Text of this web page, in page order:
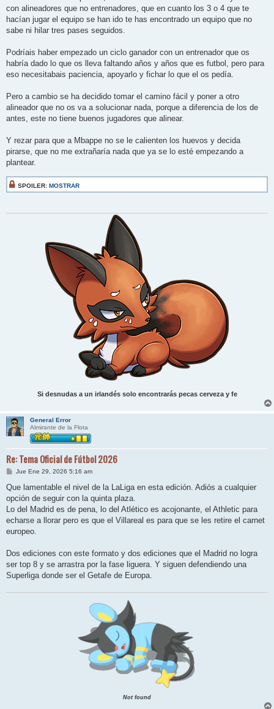
con alineadores que no entrenadores, que en cuanto los 3 o 4 que te
hacían jugar el equipo se han ido te has encontrado un equipo que no
sabe ni hilar tres pases seguidos.
Podríais haber empezado un ciclo ganador con un entrenador que os
habría dado lo que os lleva faltando años y años que es futbol, pero para
eso necesitabais paciencia, apoyarlo y fichar lo que el os pedía.
Pero a cambio se ha decidido tomar el camino fácil y poner a otro
alineador que no os va a solucionar nada, porque a diferencia de los de
antes, este no tiene buenos jugadores que alinear.
Y rezar para que a Mbappe no se le calienten los huevos y decida
pirarse, que no me extrañaría nada que ya se lo esté empezando a
plantear.
SPOILER: MOSTRAR
Si desnudas a un irlandés solo encontrarás pecas cerveza y fe
General Error
Almirante de la Flota
Re: Tema Oficial de Fútbol 2026
M
n
a
j
Jue Ene 29, 2026 5:16 am
Que lamentable el nivel de la LaLiga en esta edición. Adiós a cualquier
opción de seguir con la quinta plaza.
Lo del Madrid es de pena, lo del Atlético es acojonante, el Athletic para
echarse a llorar pero es que el Villareal es para que se les retire el carnet
europeo.
Dos ediciones con este formato y dos ediciones que el Madrid no logra
ser top 8 y se arrastra por la fase liguera. Y siguen defendiendo una
Superliga donde ser el Getafe de Europa.
Not found